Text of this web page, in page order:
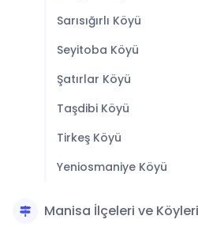
Sarısığırlı Köyü
Seyitoba Köyü
Şatırlar Köyü
Taşdibi Köyü
Tirkeş Köyü
Yeniosmaniye Köyü
Manisa İlçeleri ve Köyleri